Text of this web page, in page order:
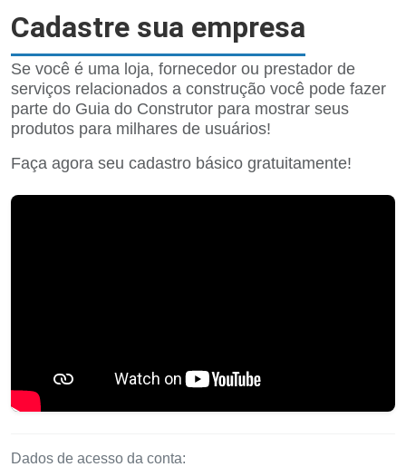
Cadastre sua empresa
Se você é uma loja, fornecedor ou prestador de
serviços relacionados a construção você pode fazer
parte do Guia do Construtor para mostrar seus
produtos para milhares de usuários!
Faça agora seu cadastro básico gratuitamente!
Dados de acesso da conta: